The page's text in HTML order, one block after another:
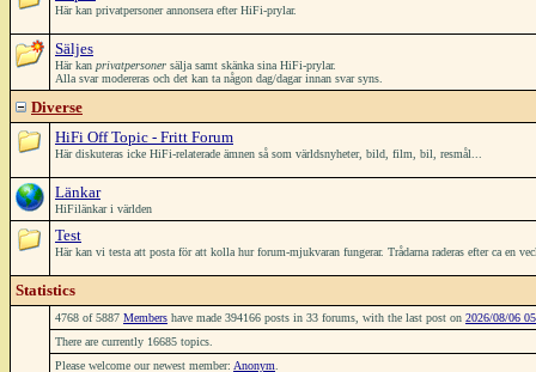
Här kan privatpersoner annonsera efter HiFi-prylar.
Säljes
Här kan privatpersoner sälja samt skänka sina HiFi-prylar.
Alla svar modereras och det kan ta någon dag/dagar innan svar syns.
Diverse
HiFi Off Topic - Fritt Forum
Här diskuteras icke HiFi-relaterade ämnen så som världsnyheter, bild, film, bil, resmål...
Länkar
HiFilänkar i världen
Test
Här kan vi testa att posta för att kolla hur forum-mjukvaran fungerar. Trådarna raderas efter ca en
Statistics
4768 of 5887 Members have made 394166 posts in 33 forums, with the last post on 2026/08/06
There are currently 16685 topics.
Please welcome our newest member: Anonym